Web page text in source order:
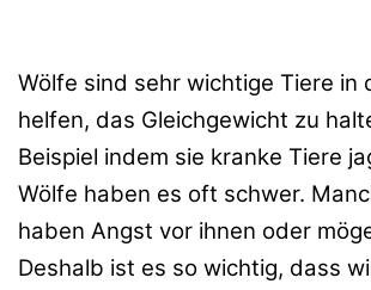
Wölfe sind sehr wichtige Tiere in
helfen, das Gleichgewicht zu
Beispiel indem sie kranke Tiere
Wölfe haben es oft schwer.
haben Angst vor ihnen oder
Deshalb ist es so wichtig, dass